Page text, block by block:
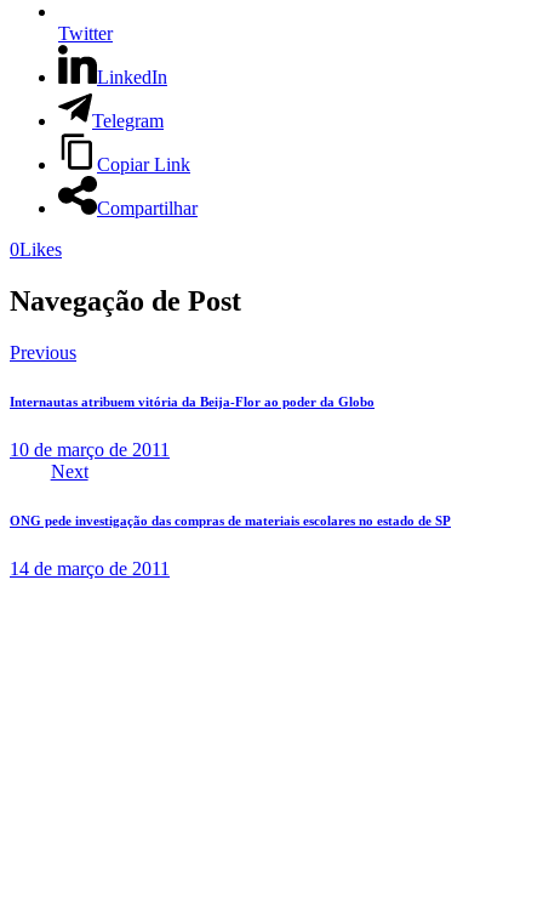
Twitter
LinkedIn
Telegram
Copiar Link
Compartilhar
0Likes
Navegação de Post
Previous
Internautas atribuem vitória da Beija-Flor ao poder da Globo
10 de março de 2011
Next
ONG pede investigação das compras de materiais escolares no estado de SP
14 de março de 2011